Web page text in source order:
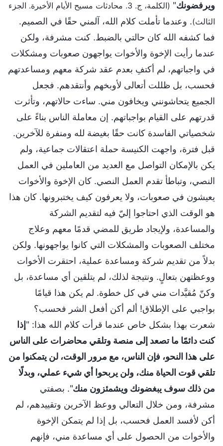
ويرفضونك"
(الكلمة، ج. 3. محادثات مسيح الأيام الأخيرة. الجزء
الثالث). وعندما تأملت كلام الله، آلمني حقًا في الصميم.
فما كشفه الله كان حالتي بالضبط. كنت مشرفة، ولكن
عندما رأيت الإخوة والأخوات يواجهون صعوبات ومشكلات
في واجباتهم، لم أكتفِ بعدم عقد شركة معهم ومساعدتهم
فحسب، بل ظللت أتعالى لأوبخهم وأنتقدهم. فجعل
الجميع يتحاشونني ويخافون مني. ساءت حالاتهم، وتأثرت
قدرتهم على القيام بواجباتهم. إن معاملة الناس بناءً على
شخصياتي الفاسدة كانت حقًا بغيضة لله ومنفرة للآخرين.
قبل فترة، واجهت الكنيسة حملة اعتقالات جماعية، ولم
يكن بالإمكان التواصل مع العديد من العاملين في العمل
النصي، وتباطأ تقدم العمل النصي. كان الإخوة والأخوات
يعيشون في صعوبات، ولا يعرفون كيف يختبرونها. كان هذا
هو الوقت الذي احتاجوا إليّ فيه لتقديم الشركة
والمساعدة، ولإيجاد طريق للمضي قدمًا معهم وعلاج
مختلف الصعوبات والمشكلات التي كانوا يواجهونها. ولكن
بدلاً من تقديم شركة ومساعدة عملية، احتقرت الأخوات
ووعظتهن بتعالٍ. ونتيجة لذلك، لم يتلقين أي مساعدة، بل
وكنّ مُقيَّدات مني في كل خطوة. لم يكن هذا قيامًا
بواجبي على الإطلاق! ألم أكن أفعل الشر فحسب؟
شعرت بهذا بشكل خاص عندما قرأت كلام الله هذا: "إذا
كنت دائمًا ما تصعد إلى منصة وتلقي محاضرات على الناس
على هذا النحو، فإن الناس، مع مرور الوقت، لن يتمكنوا من
تلقي قوت الحياة منك، ولن يربحوا أي شيء عملي، وبدلًا
من ذلك سوف يبغضونك ويشمئزون منك". بصفتي
مشرفة، ومن خلال التعالي ووعظ الآخرين وتقييدهم، لم
أكن لأفسد العمل فحسب، بل إذا لم يتمكن الإخوة
والأخوات من الحصول على أي مساعدة مني، فإنهم